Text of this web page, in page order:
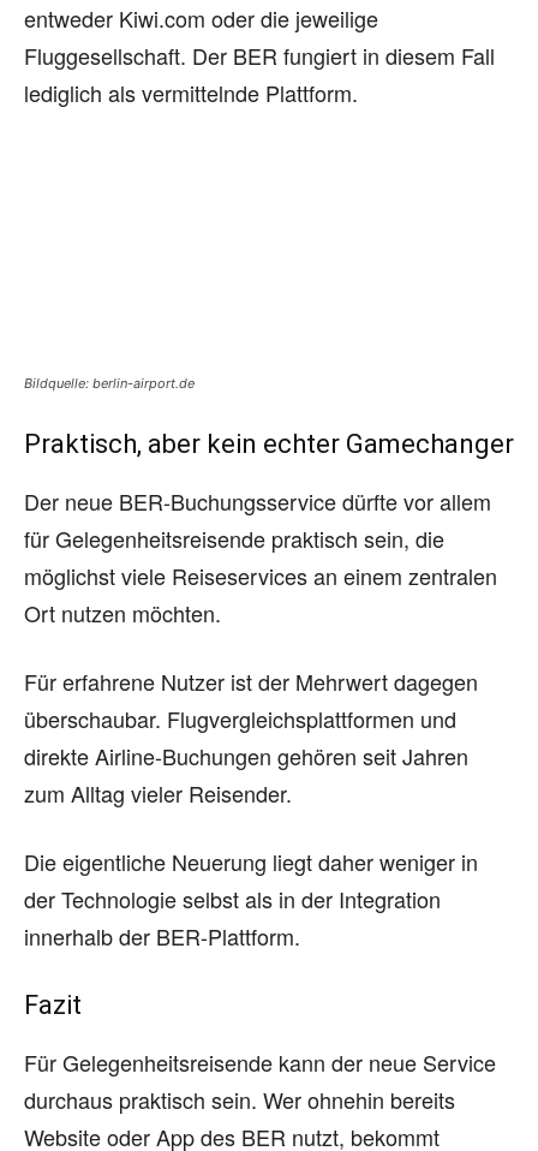
entweder Kiwi.com oder die jeweilige
Fluggesellschaft. Der BER fungiert in diesem Fall
lediglich als vermittelnde Plattform.
Bildquelle: berlin-airport.de
Praktisch, aber kein echter Gamechanger
Der neue BER-Buchungsservice dürfte vor allem
für Gelegenheitsreisende praktisch sein, die
möglichst viele Reiseservices an einem zentralen
Ort nutzen möchten.
Für erfahrene Nutzer ist der Mehrwert dagegen
überschaubar. Flugvergleichsplattformen und
direkte Airline-Buchungen gehören seit Jahren
zum Alltag vieler Reisender.
Die eigentliche Neuerung liegt daher weniger in
der Technologie selbst als in der Integration
innerhalb der BER-Plattform.
Fazit
Für Gelegenheitsreisende kann der neue Service
durchaus praktisch sein. Wer ohnehin bereits
Website oder App des BER nutzt, bekommt